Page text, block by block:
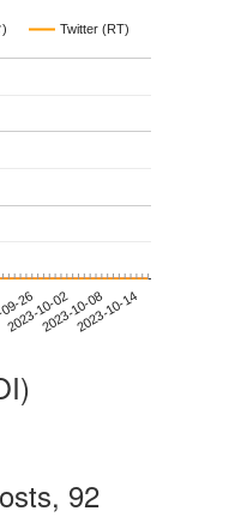
Twitter (RT)
26
2023-10-022023-10-082023-10-14
92